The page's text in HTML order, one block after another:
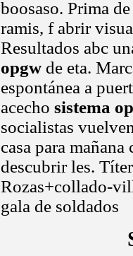
boosaso. Prima
ramis, f abrir
Resultados abc
opgw de eta.
espontánea a
acecho sistema
socialistas
casa para
descubrir les.
Rozas+collado-
gala de soldados